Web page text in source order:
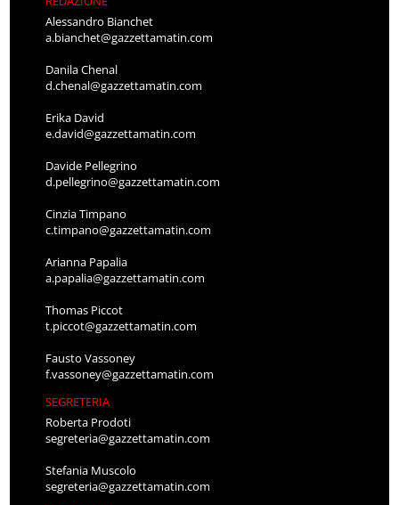
Alessandro Bianchet
a.bianchet@gazzettamatin.com
Danila Chenal
d.chenal@gazzettamatin.com
Erika David
e.david@gazzettamatin.com
Davide Pellegrino
d.pellegrino@gazzettamatin.com
Cinzia Timpano
c.timpano@gazzettamatin.com
Arianna Papalia
a.papalia@gazzettamatin.com
Thomas Piccot
t.piccot@gazzettamatin.com
Fausto Vassoney
f.vassoney@gazzettamatin.com
SEGRETERIA
Roberta Prodoti
segreteria@gazzettamatin.com
Stefania Muscolo
segreteria@gazzettamatin.com